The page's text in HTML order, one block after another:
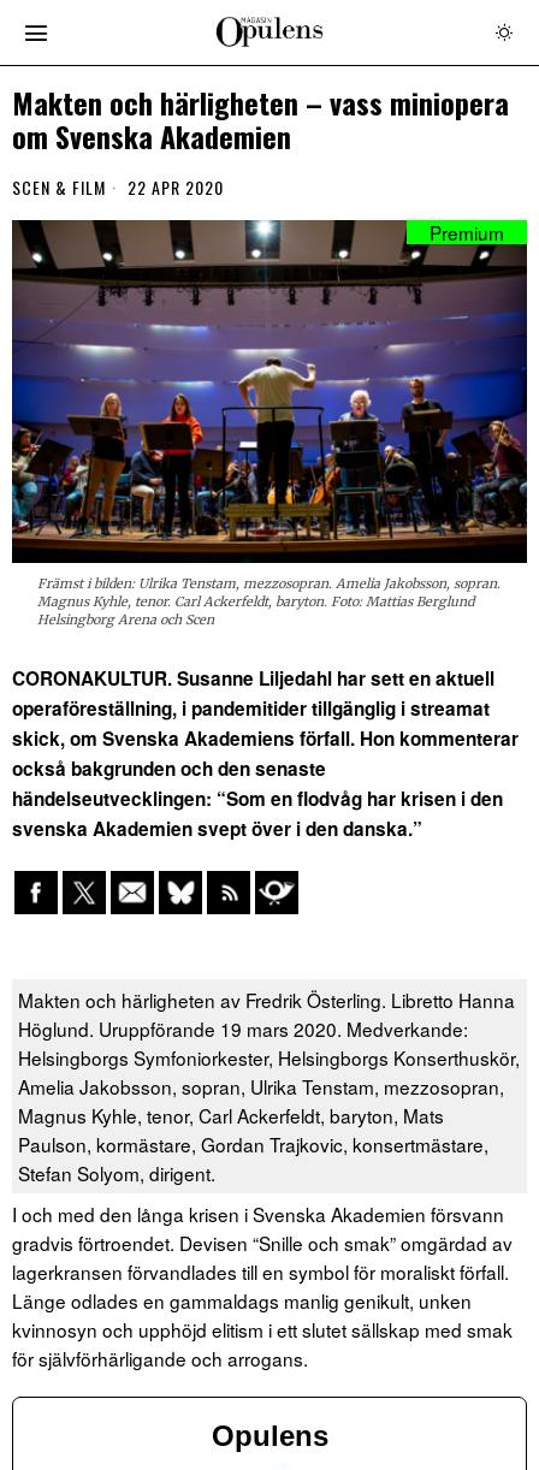
Makten och härligheten – vass miniopera
om Svenska Akademien
SCEN & FILM 22 APR 2020
Främst i bilden: Ulrika Tenstam, mezzosopran. Amelia Jakobsson, sopran.
Magnus Kyhle, tenor. Carl Ackerfeldt, baryton. Foto: Mattias Berglund
Helsingborg Arena och Scen
CORONAKULTUR. Susanne Liljedahl har sett en aktuell
operaföreställning, i pandemitider tillgänglig i streamat
skick, om Svenska Akademiens förfall. Hon kommenterar
också bakgrunden och den senaste
händelseutvecklingen: “Som en flodvåg har krisen i den
svenska Akademien svept över i den danska.”
Makten och härligheten av Fredrik Österling. Libretto Hanna
Höglund. Uruppförande 19 mars 2020. Medverkande:
Helsingborgs Symfoniorkester, Helsingborgs Konserthuskör,
Amelia Jakobsson, sopran, Ulrika Tenstam, mezzosopran,
Magnus Kyhle, tenor, Carl Ackerfeldt, baryton, Mats
Paulson, kormästare, Gordan Trajkovic, konsertmästare,
Stefan Solyom, dirigent.
I och med den långa krisen i Svenska Akademien försvann
gradvis förtroendet. Devisen “Snille och smak” omgärdad av
lagerkransen förvandlades till en symbol för moraliskt förfall.
Länge odlades en gammaldags manlig genikult, unken
kvinnosyn och upphöjd elitism i ett slutet sällskap med smak
för självförhärligande och arrogans.
Opulens